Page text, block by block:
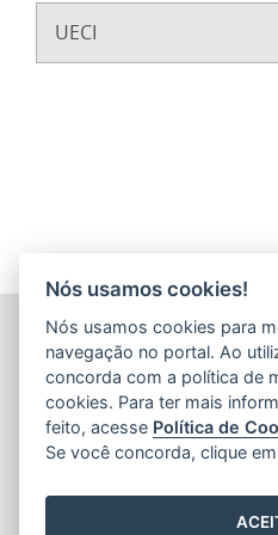
UECI
ARQUIVO PÚBLICO DO
Rua Sete de
CEP: 29.015-905 -
Tel.:
E-mail:
Nós usamos cookies!
Nós usamos cookies para
navegação no portal. Ao
concorda com a política de
cookies. Para ter mais
feito, acesse Política de
Se você concorda, clique em